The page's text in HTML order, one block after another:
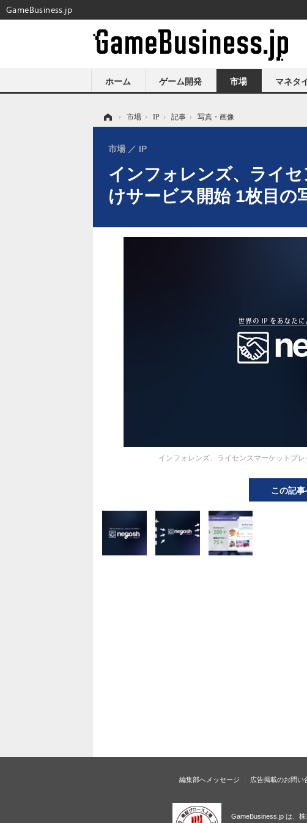
ホーム ゲーム開発 市場 マネタ
› 市場 › IP › 記事 › 写真・画像
インフォレンズ、ライ
けサービス開始 1枚目の
市場 IP
インフォレンズ、ライセンスマーケットプ
この記
編集部へメッセージ 広告掲載のお問い
GameBusiness.jp は、
GameBusiness.jp